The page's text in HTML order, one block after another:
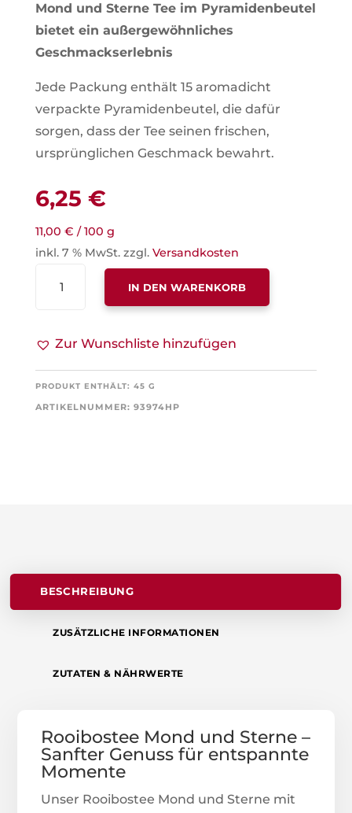
Mond und Sterne Tee im Pyramidenbeutel
bietet ein außergewöhnliches
Geschmackserlebnis
Jede Packung enthält 15 aromadicht
verpackte Pyramidenbeutel, die dafür
sorgen, dass der Tee seinen frischen,
ursprünglichen Geschmack bewahrt.
6,25 €
11,00 € / 100 g
inkl. 7 % MwSt. zzgl. Versandkosten
IN DEN WARENKORB
Zur Wunschliste hinzufügen
PRODUKT ENTHÄLT: 45 G
ARTIKELNUMMER: 93974HP
BESCHREIBUNG
ZUSÄTZLICHE INFORMATIONEN
ZUTATEN & NÄHRWERTE
Rooibostee Mond und Sterne –
Sanfter Genuss für entspannte
Momente
Unser Rooibostee Mond und Sterne mit